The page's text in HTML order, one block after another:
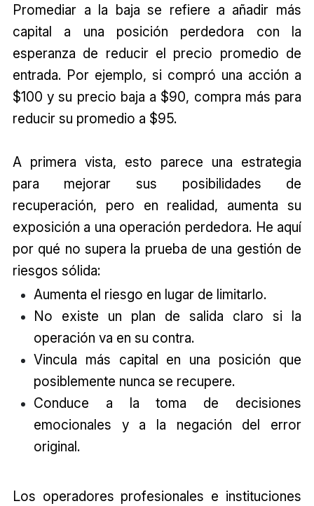
Promediar a la baja se refiere a añadir más
capital a una posición perdedora con la
esperanza de reducir el precio promedio de
entrada. Por ejemplo, si compró una acción a
$100 y su precio baja a $90, compra más para
reducir su promedio a $95.
A primera vista, esto parece una estrategia
para mejorar sus posibilidades de
recuperación, pero en realidad, aumenta su
exposición a una operación perdedora. He aquí
por qué no supera la prueba de una gestión de
riesgos sólida:
Aumenta el riesgo en lugar de limitarlo.
No existe un plan de salida claro si la
operación va en su contra.
Vincula más capital en una posición que
posiblemente nunca se recupere.
Conduce a la toma de decisiones
emocionales y a la negación del error
original.
Los operadores profesionales e instituciones